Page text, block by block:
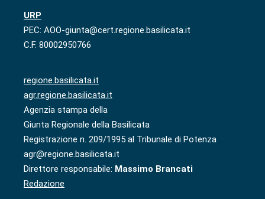
URP
PEC: AOO-giunta@cert.regione.basilicata.it
C.F. 80002950766
regione.basilicata.it
agr.regione.basilicata.it
Agenzia stampa della
Giunta Regionale della Basilicata
Registrazione n. 209/1995 al Tribunale di Potenza
agr@regione.basilicata.it
Direttore responsabile: Massimo Brancati
Redazione